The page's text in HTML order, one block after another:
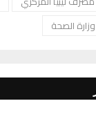
وزارة الصحة